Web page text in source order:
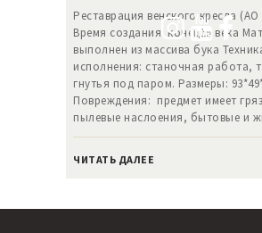
Реставрация венского кресла
Время создания: конец19 века
выполнен из массива бука
исполнения: станочная работа,
гнутья под паром. Размеры:
Повреждения: предмет имеет
пылевые наслоения, бытовые и
ЧИТАТЬ ДАЛЕЕ